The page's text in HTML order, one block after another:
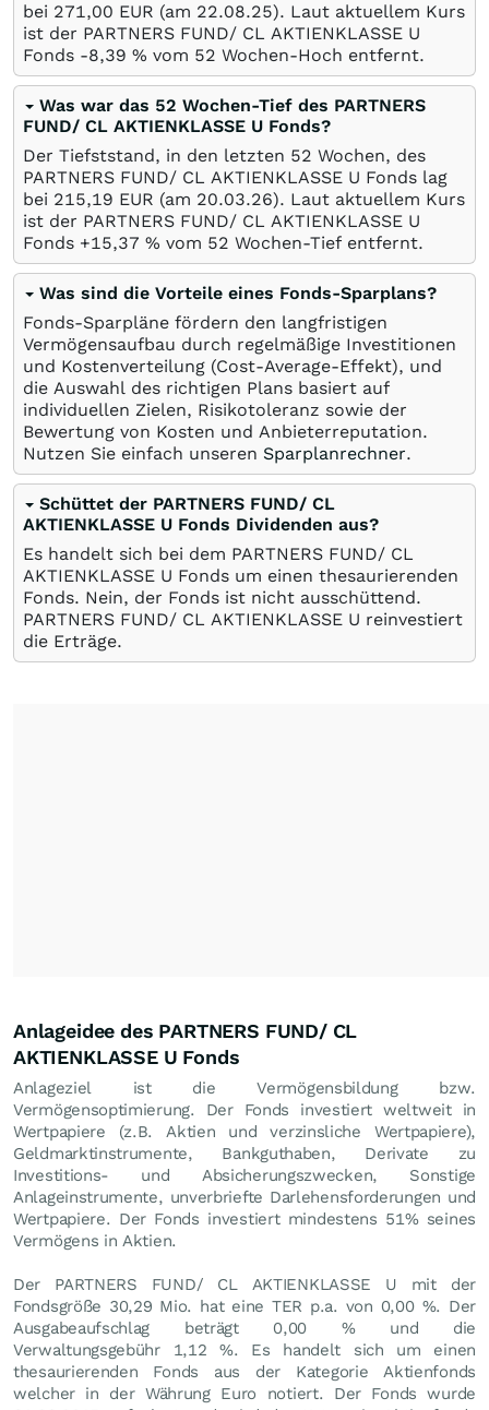
bei 271,00 EUR (am 22.08.25). Laut aktuellem Kurs
ist der PARTNERS FUND/ CL AKTIENKLASSE U
Fonds -8,39 % vom 52 Wochen-Hoch entfernt.
Was war das 52 Wochen-Tief des PARTNERS
FUND/ CL AKTIENKLASSE U Fonds?
Der Tiefststand, in den letzten 52 Wochen, des
PARTNERS FUND/ CL AKTIENKLASSE U Fonds lag
bei 215,19 EUR (am 20.03.26). Laut aktuellem Kurs
ist der PARTNERS FUND/ CL AKTIENKLASSE U
Fonds +15,37 % vom 52 Wochen-Tief entfernt.
Was sind die Vorteile eines Fonds-Sparplans?
Fonds-Sparpläne fördern den langfristigen
Vermögensaufbau durch regelmäßige Investitionen
und Kostenverteilung (Cost-Average-Effekt), und
die Auswahl des richtigen Plans basiert auf
individuellen Zielen, Risikotoleranz sowie der
Bewertung von Kosten und Anbieterreputation.
Nutzen Sie einfach unseren Sparplanrechner.
Schüttet der PARTNERS FUND/ CL
AKTIENKLASSE U Fonds Dividenden aus?
Es handelt sich bei dem PARTNERS FUND/ CL
AKTIENKLASSE U Fonds um einen thesaurierenden
Fonds. Nein, der Fonds ist nicht ausschüttend.
PARTNERS FUND/ CL AKTIENKLASSE U reinvestiert
die Erträge.
Anlageidee des PARTNERS FUND/ CL
AKTIENKLASSE U Fonds
Anlageziel ist die Vermögensbildung bzw.
Vermögensoptimierung. Der Fonds investiert weltweit in
Wertpapiere (z.B. Aktien und verzinsliche Wertpapiere),
Geldmarktinstrumente, Bankguthaben, Derivate zu
Investitions- und Absicherungszwecken, Sonstige
Anlageinstrumente, unverbriefte Darlehensforderungen und
Wertpapiere. Der Fonds investiert mindestens 51% seines
Vermögens in Aktien.
Der PARTNERS FUND/ CL AKTIENKLASSE U mit der
Fondsgröße 30,29 Mio. hat eine TER p.a. von 0,00 %. Der
Ausgabeaufschlag beträgt 0,00 % und die
Verwaltungsgebühr 1,12 %. Es handelt sich um einen
thesaurierenden Fonds aus der Kategorie Aktienfonds
welcher in der Währung Euro notiert. Der Fonds wurde